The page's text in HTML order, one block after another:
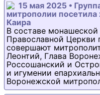
15 мая 2025 •
митрополии посетила
Каира
В составе монашеской
Православной Церкви
совершают
Леонтий, Глава
Россошанский и
и игумении
Воронежской